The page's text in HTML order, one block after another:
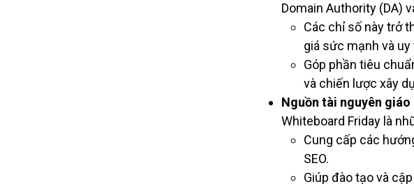
Domain Authority (DA)
Các chỉ số này trở
giá sức mạnh và
Góp phần tiêu
và chiến lược xây
Nguồn tài nguyên giáo
Whiteboard Friday là
Cung cấp các
SEO.
Giúp đào tạo và